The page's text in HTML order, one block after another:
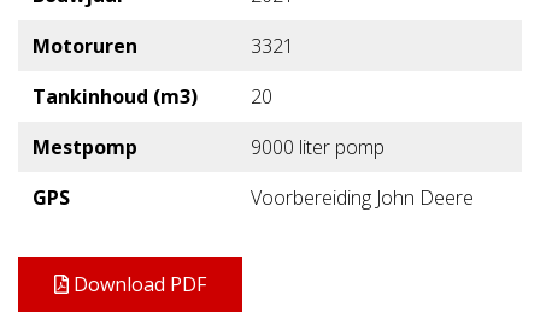
Motoruren
3321
Tankinhoud (m3)
20
Mestpomp
9000 liter pomp
GPS
Voorbereiding John Deere
Download PDF